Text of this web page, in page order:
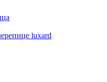
luxard